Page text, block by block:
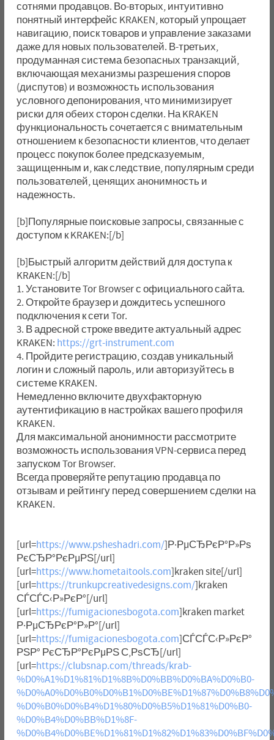
сотнями продавцов. Во-вторых, интуитивно
понятный интерфейс KRAKEN, который упрощает
навигацию, поиск товаров и управление заказами
даже для новых пользователей. В-третьих,
продуманная система безопасных транзакций,
включающая механизмы разрешения споров
(диспутов) и возможность использования
условного депонирования, что минимизирует
риски для обеих сторон сделки. На KRAKEN
функциональность сочетается с внимательным
отношением к безопасности клиентов, что делает
процесс покупок более предсказуемым,
защищенным и, как следствие, популярным среди
пользователей, ценящих анонимность и
надежность.
[b]Популярные поисковые запросы, связанные с
доступом к KRAKEN:[/b]
[b]Быстрый алгоритм действий для доступа к
KRAKEN:[/b]
1. Установите Tor Browser с официального сайта.
2. Откройте браузер и дождитесь успешного
подключения к сети Tor.
3. В адресной строке введите актуальный адрес
KRAKEN: https://grt-instrument.com
4. Пройдите регистрацию, создав уникальный
логин и сложный пароль, или авторизуйтесь в
системе KRAKEN.
Немедленно включите двухфакторную
аутентификацию в настройках вашего профиля
KRAKEN.
Для максимальной анонимности рассмотрите
возможность использования VPN-сервиса перед
запуском Tor Browser.
Всегда проверяйте репутацию продавца по
отзывам и рейтингу перед совершением сделки на
KRAKEN.
[url=https://www.psheshadri.com/]Р·РµСЂРєР°Р»Рѕ
РєСЂР°РєРµРЅ[/url]
[url=https://www.hometaitools.com]kraken site[/url]
[url=https://trunkupcreativedesigns.com/]kraken
СЃСЃС‹Р»РєР°[/url]
[url=https://fumigacionesbogota.com]kraken market
Р·РµСЂРєР°Р»Р°[/url]
[url=https://fumigacionesbogota.com]СЃСЃС‹Р»РєР°
РЅР° РєСЂР°РєРµРЅ С‚РѕСЂ[/url]
[url=https://clubsnap.com/threads/krab-
%D0%A1%D1%81%D1%8B%D0%BB%D0%BA%D0%B0-
%D0%B0%D0%B4%D1%80%D0%B5%D1%81%D0%B0-
%D0%B4%D0%BB%D1%8F-